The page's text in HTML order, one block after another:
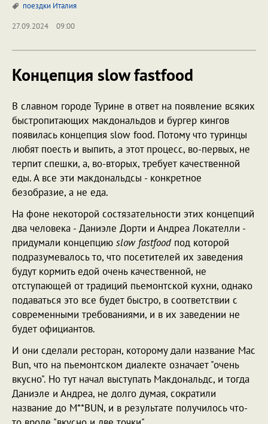
поездки Италия
27.09.2024
09:00
Концепция slow fastfood
В славном городе Турине в ответ на появление всяких
быстропитающих макдональдов и бургер кингов
появилась концепция slow food. Потому что туринцы
любят поесть и выпить, а этот процесс, во-первых, не
терпит спешки, а, во-вторых, требует качественной
еды. А все эти макдональдсы - конкретное
безобразие, а не еда.
На фоне некоторой состязательности этих концепций
два человека - Даниэле Дорти и Андреа Локателли -
придумали концепцию slow fastfood под которой
подразумевалось то, что посетителей их заведения
будут кормить едой очень качественной, не
отступающей от традиций пьемонтской кухни, однако
подаваться это все будет быстро, в соответствии с
современными требованиями, и в их заведении не
будет официантов.
И они сделали ресторан, которому дали название Mac
Bun, что на пьемонтском диалекте означает "очень
вкусно". Но тут начал выступать Макдональдс, и тогда
Даниэле и Андреа, не долго думая, сократили
название до M**BUN, и в результате получилось что-